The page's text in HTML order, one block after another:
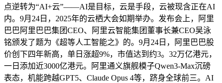
点逆转为“AI+云”——AI是目标，云是手段，云被现含正在AI
内。9月24日，2025年的云栖大会如期举办。发布会上，阿里
巴巴阿里巴巴集团CEO、阿里云智能集团董事长兼CEO吴泳
铭颁发了题为《超等人工智能之》的。9月24日，阿里巴巴股
价创下四年新高，单日涨超9%，市值达到约3。32万亿港元，
一日添加近3000亿港元。阿里通义旗舰模子Qwen3-Max沉磅
表态，机能跨越GPT5、Claude Opus 4等，跻身全球前三。AI